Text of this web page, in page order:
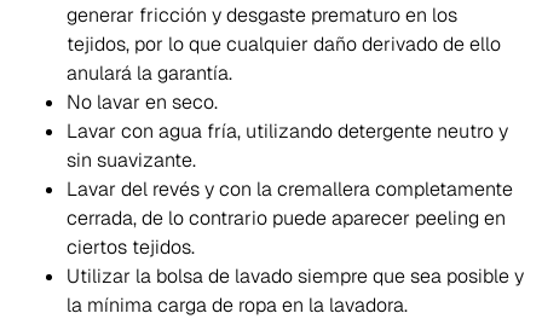
generar fricción y desgaste prematuro en los
tejidos, por lo que cualquier daño derivado de ello
anulará la garantía.
No lavar en seco.
Lavar con agua fría, utilizando detergente neutro y
sin suavizante.
Lavar del revés y con la cremallera completamente
cerrada, de lo contrario puede aparecer peeling en
ciertos tejidos.
Utilizar la bolsa de lavado siempre que sea posible y
la mínima carga de ropa en la lavadora.